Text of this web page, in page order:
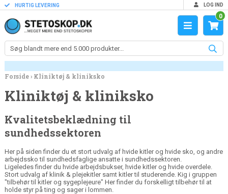
HURTIG LEVERING LOG IND
0
Forside› Kliniktøj & kliniksko
Kliniktøj & kliniksko
Kvalitetsbeklædning til
sundhedssektoren
Her på siden finder du et stort udvalg af hvide kitler og hvide sko, og andre
arbejdssko til sundhedsfaglige ansatte i sundhedssektoren.
Ligeledes finder du hvide arbejdsbukser, hvide kitler og hvide overdele.
Stort udvalg af klinik & plejekitler samt kitler til studerende. Kig i gruppen
"tilbehør til kitler og sygeplejeure" Her finder du forskelligt tilbehør til at
holde styr på ting og sager i lommen.